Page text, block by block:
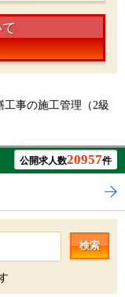
工事の施工管理（2級
公開求人数20957件
検索